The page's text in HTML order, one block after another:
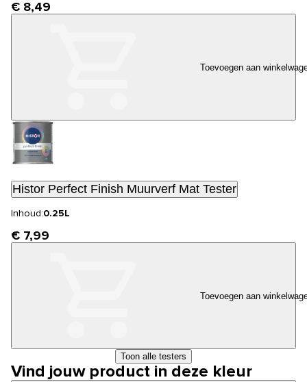
€ 8,49
Toevoegen aan
Histor Perfect Finish Muurverf Mat Tester
Inhoud:0.25L
€ 7,99
Toevoegen aan
Toon alle testers
Vind jouw product in deze kleur